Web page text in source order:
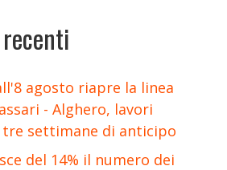
agosto riapre la linea
- Alghero, lavori
tre settimane di anticipo
del 14% il numero dei